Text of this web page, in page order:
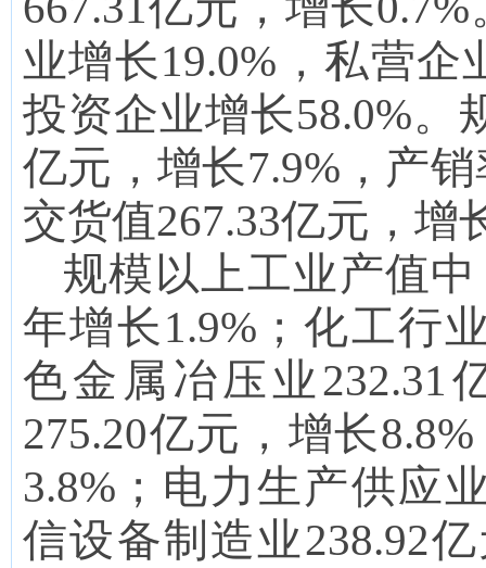
业增长19.0%，私营企
投资企业增长58.0%。
亿元，增长7.9%，产销
交货值267.33亿元，增
规模以上工业产值
年增长1.9%；化工行
色金属冶压业232.31
275.20亿元，增长8.8
3.8%；电力生产供应
信设备制造业238.92